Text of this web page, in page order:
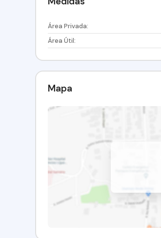
Área Privada:
Área Útil:
Mapa